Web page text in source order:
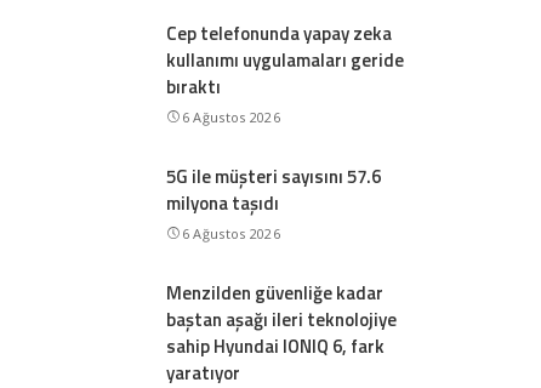
Cep telefonunda yapay zeka
kullanımı uygulamaları geride
bıraktı
6 Ağustos 2026
5G ile müşteri sayısını 57.6
milyona taşıdı
6 Ağustos 2026
Menzilden güvenliğe kadar
baştan aşağı ileri teknolojiye
sahip Hyundai IONIQ 6, fark
yaratıyor